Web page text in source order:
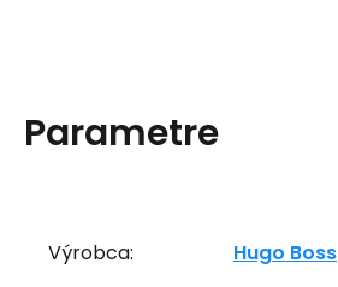
Parametre
Výrobca: Hugo Boss